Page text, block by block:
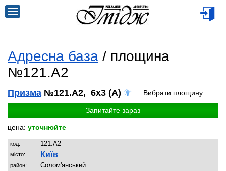
Адресна база / площина
№121.A2
Призма №121.A2, 6x3 (A) Вибрати площину
Запитайте зараз
цена: уточнюйте
код: 121.A2
місто: Київ
район: Солом'янський